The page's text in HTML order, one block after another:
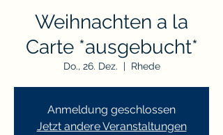
Weihnachten a la
Carte *ausgebucht*
Do., 26. Dez.
  |
Rhede
Anmeldung geschlossen
Jetzt andere Veranstaltungen